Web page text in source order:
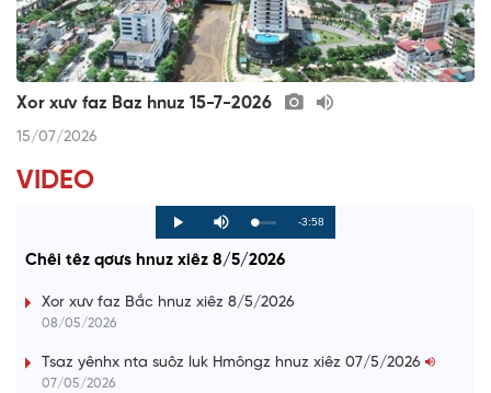
Xor xưv faz Baz hnuz 15-7-2026
15/07/2026
VIDEO
P
l
y
M
u
e
L
o
d
0
P
r
g
s
R
-3:58
Chêi têz qơưs hnuz xiêz 8/5/2026
Xor xưv faz Bắc hnuz xiêz 8/5/2026
08/05/2026
Tsaz yênhx nta suôz luk Hmôngz hnuz xiêz 07/5/2026
07/05/2026